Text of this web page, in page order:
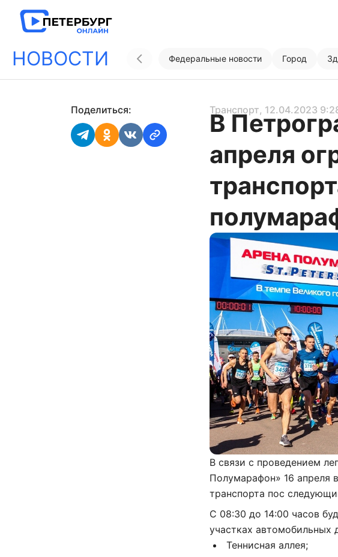
НОВОСТИ Федеральные новости Город
Поделиться: Транспорт, 12.04.2023
В
апреля
В связи с проведением
Полумарафон» 16 апреля
транспорта пос
С 08:30 до 14:00 часов
участках автомобильных
Теннисная аллея;